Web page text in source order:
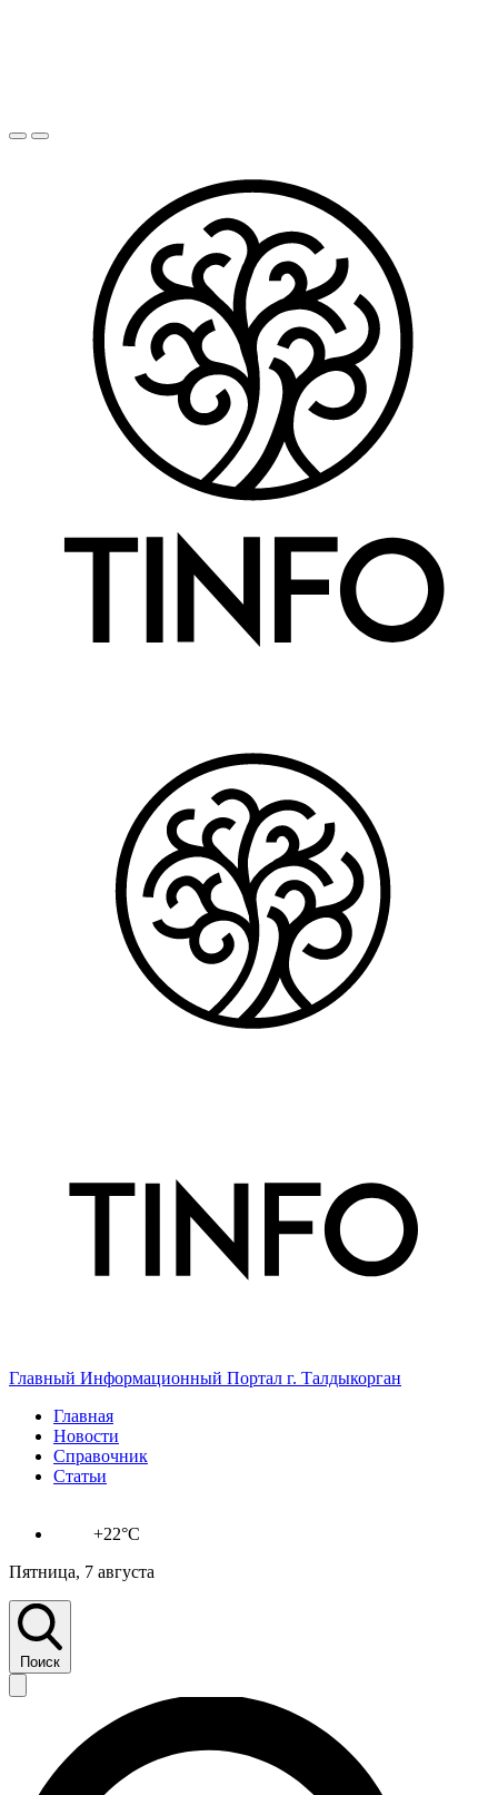
Главный Информационный Портал г. Талдыкорган
Главная
Новости
Справочник
Статьи
+22°C
Пятница, 7 августа
Поиск